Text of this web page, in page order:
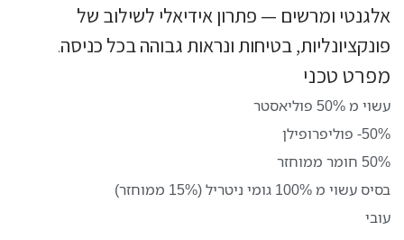
אלגנטי ומרשים — פתרון אידיאלי לשילוב של
פונקציונליות, בטיחות ונראות גבוהה בכל כניסה.
מפרט טכני
עשוי מ 50% פוליאסטר
50%- פוליפרופילן
50% חומר ממוחזר
בסיס עשוי מ 100% גומי ניטריל (15% ממוחזר)
עובי